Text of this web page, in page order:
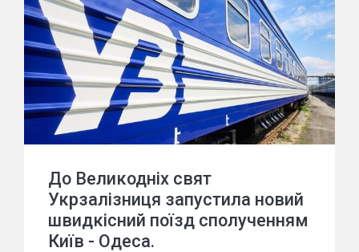
До Великодніх свят
Укрзалізниця запустила новий
швидкісний поїзд сполученням
Київ - Одеса.